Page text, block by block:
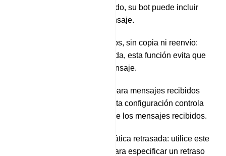
texto: si está activado, su bot puede incluir
enlaces con el mensaje.
Mensajes protegidos, sin copia ni reenvío:
cuando está activada, esta función evita que
otros copien su mensaje.
Alertas de sonido para mensajes recibidos
por la otra parte: esta configuración controla
las notificaciones de los mensajes recibidos.
Eliminación automática retrasada: utilice este
menú emergente para especificar un retraso